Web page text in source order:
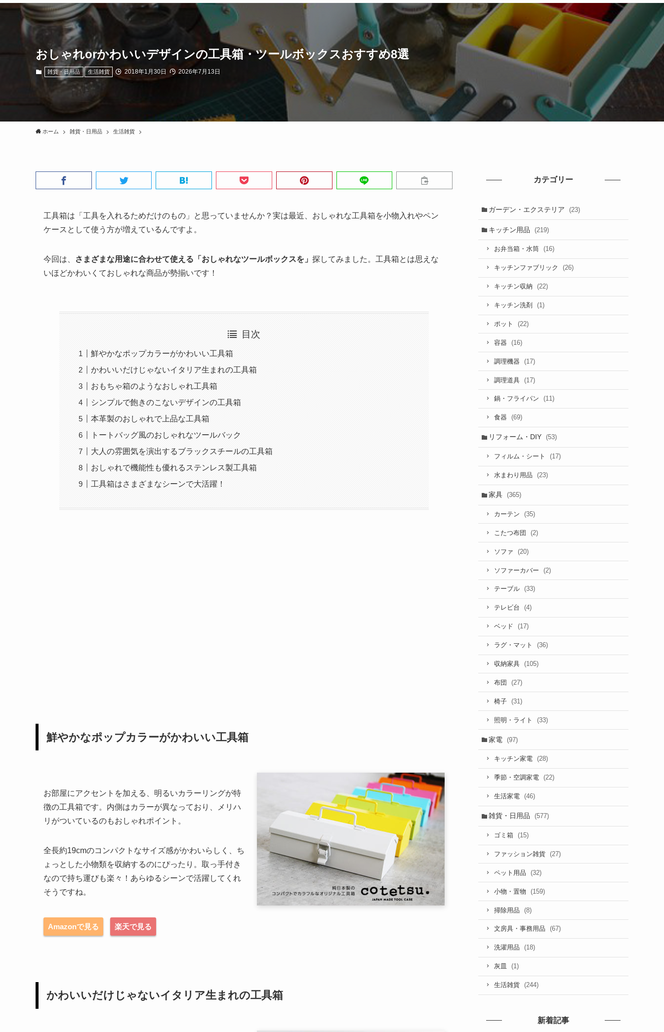
おしゃれorかわいいデザインの工具箱・ツールボックスおすすめ8選
雑貨・日用品 生活雑貨 2018年1月30日 2026年7月13日
ホーム 雑貨・日用品 生活雑貨
工具箱は「工具を入れるためだけのもの」と思っていませんか？実は最近、おしゃれな工具箱を小物入れやペン
ケースとして使う方が増えているんですよ。
今回は、 さまざまな用途に合わせて使える「おしゃれなツールボックスを」 探してみました。工具箱とは思えな
いほどかわいくておしゃれな商品が勢揃いです！
目次
鮮やかなポップカラーがかわいい工具箱
かわいいだけじゃないイタリア生まれの工具箱
おもちゃ箱のようなおしゃれ工具箱
シンプルで飽きのこないデザインの工具箱
本革製のおしゃれで上品な工具箱
トートバッグ風のおしゃれなツールバック
大人の雰囲気を演出するブラックスチールの工具箱
おしゃれで機能性も優れるステンレス製工具箱
工具箱はさまざまなシーンで大活躍！
鮮やかなポップカラーがかわいい工具箱
お部屋にアクセントを加える、明るいカラーリングが特
徴の工具箱です。内側はカラーが異なっており、メリハ
リがついているのもおしゃれポイント。
全長約19cmのコンパクトなサイズ感がかわいらしく、ち
ょっとした小物類を収納するのにぴったり。取っ手付き
なので持ち運びも楽々！あらゆるシーンで活躍してくれ
そうですね。
Amazonで見る 楽天で見る
かわいいだけじゃないイタリア生まれの工具箱
カテゴリー
ガーデン・エクステリア (23)
キッチン用品 (219)
お弁当箱・水筒 (16)
キッチンファブリック (26)
キッチン収納 (22)
キッチン洗剤 (1)
ポット (22)
容器 (16)
調理機器 (17)
調理道具 (17)
鍋・フライパン (11)
食器 (69)
リフォーム・DIY (53)
フィルム・シート (17)
水まわり用品 (23)
家具 (365)
カーテン (35)
こたつ布団 (2)
ソファ (20)
ソファーカバー (2)
テーブル (33)
テレビ台 (4)
ベッド (17)
ラグ・マット (36)
収納家具 (105)
布団 (27)
椅子 (31)
照明・ライト (33)
家電 (97)
キッチン家電 (28)
季節・空調家電 (22)
生活家電 (46)
雑貨・日用品 (577)
ゴミ箱 (15)
ファッション雑貨 (27)
ペット用品 (32)
小物・置物 (159)
掃除用品 (8)
文房具・事務用品 (67)
洗濯用品 (18)
灰皿 (1)
生活雑貨 (244)
新着記事